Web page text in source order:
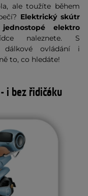
ale toužíte během
Elektrický skútr
jednostopé elektro
naleznete. S
ovládání i
to, co hledáte!
i bez řidičáku